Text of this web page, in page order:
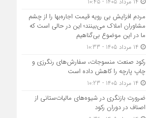
مردم افزایش بی رویه قیمت اجاره‌بها را از چشم
مشاوران املاک می‌بینند؛ این در حالی است که
ما در این موضوع بی‌گناهیم
رکود صنعت منسوجات، سفارش‌های رنگرزی و
چاپ پارچه را کاهش داده است
ضرورت بازنگری در شیوه‌های مالیات‌ستانی از
اصناف در دوران رکود